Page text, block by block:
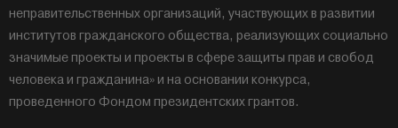
неправительственных организаций, участвующих в развитии
институтов гражданского общества, реализующих социально
значимые проекты и проекты в сфере защиты прав и свобод
человека и гражданина» и на основании конкурса,
проведенного Фондом президентских грантов.